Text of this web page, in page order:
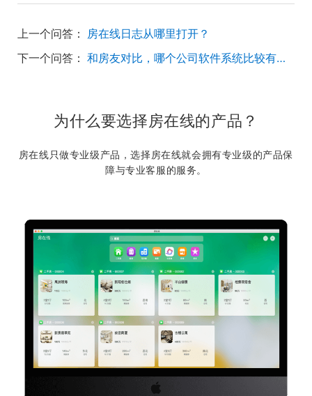
上一个问答：
房在线日志从哪里打开？
下一个问答：
和房友对比，哪个公司软件系统比较有优势？
为什么要选择房在线的产品？
房在线只做专业级产品，选择房在线就会拥有专业级的产品保
障与专业客服的服务。